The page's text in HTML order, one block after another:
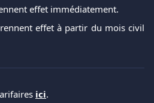
effet immédiatement.
effet à partir du mois civil
ici.